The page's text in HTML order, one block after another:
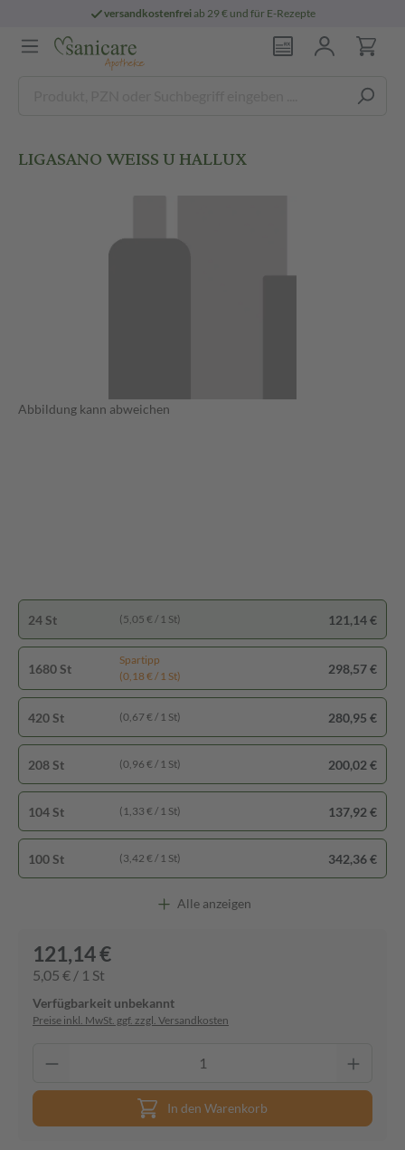
versandkostenfreiab 29 € und für E-Rezepte
LIGASANO WEISS U HALLUX
Abbildung kann abweichen
1680 St
Spartipp
(0,18 € / 1 St)
298,57 €
420 St (0,67 € / 1 St) 280,95 €
208 St (0,96 € / 1 St) 200,02 €
104 St (1,33 € / 1 St) 137,92 €
100 St (3,42 € / 1 St) 342,36 €
24 St (5,05 € / 1 St) 121,14 €
Alle anzeigen
121,14 €
5,05 € / 1 St
Verfügbarkeit unbekannt
Preise inkl. MwSt. ggf. zzgl. Versandkosten
In den Warenkorb